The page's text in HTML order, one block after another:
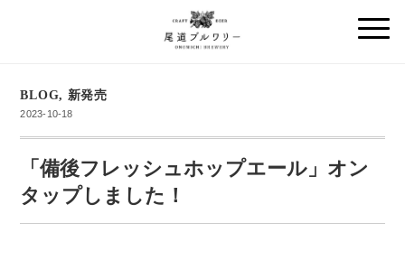
BLOG, 新発売
2023-10-18
「備後フレッシュホップエール」オン
タップしました！